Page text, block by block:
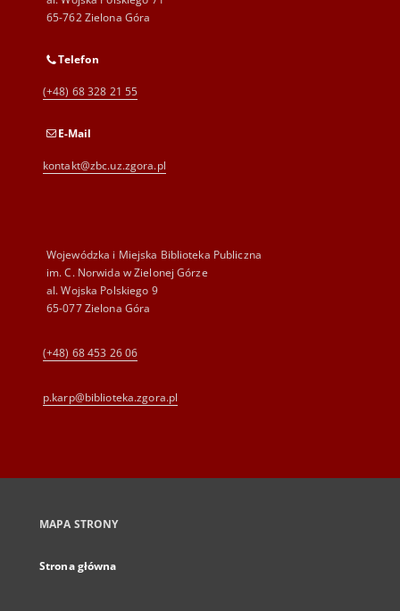
65-762 Zielona Góra
Telefon
(+48) 68 328 21 55
E-Mail
kontakt@zbc.uz.zgora.pl
Wojewódzka i Miejska Biblioteka Publiczna
im. C. Norwida w Zielonej Górze
al. Wojska Polskiego 9
65-077 Zielona Góra
(+48) 68 453 26 06
p.karp@biblioteka.zgora.pl
MAPA STRONY
Strona główna